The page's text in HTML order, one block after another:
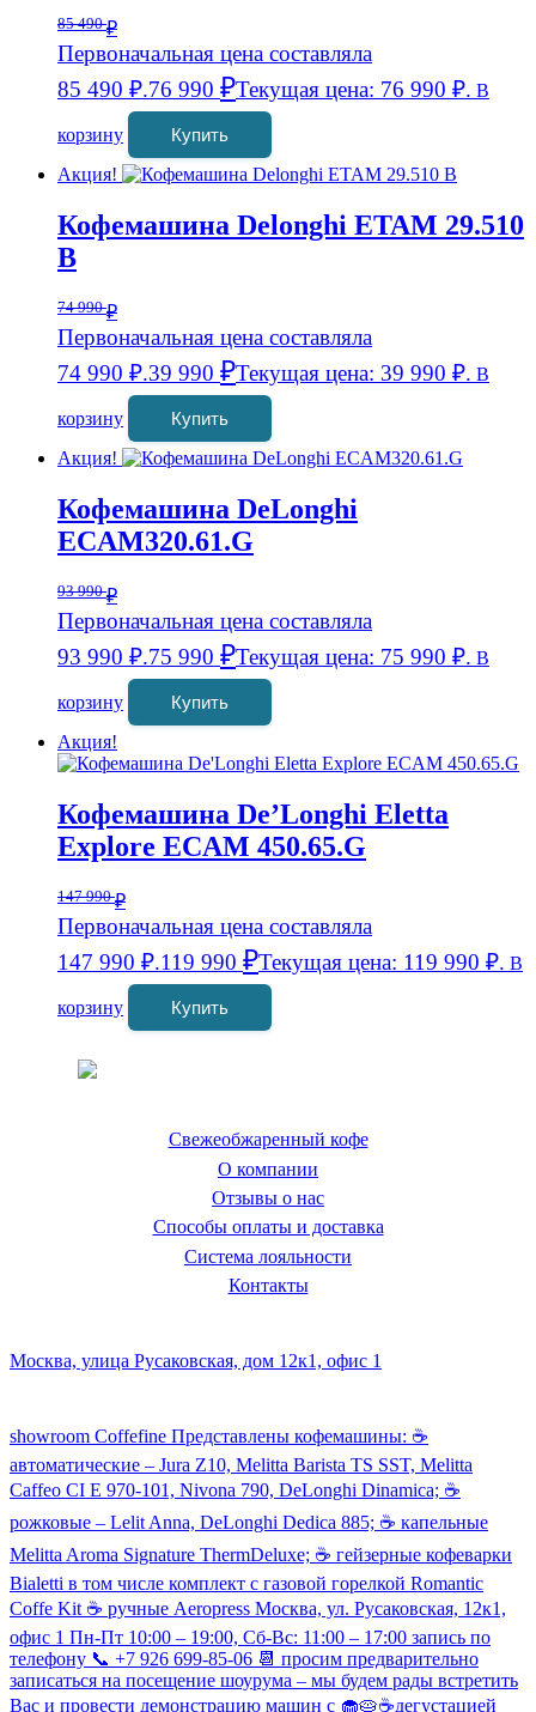
85 490₽
Первоначальная цена составляла
85 490 ₽.76 990 ₽Текущая цена: 76 990 ₽. В
корзину
Купить
Акция!
Кофемашина Delonghi ETAM 29.510
B
74 990₽
Первоначальная цена составляла
74 990 ₽.39 990 ₽Текущая цена: 39 990 ₽. В
корзину
Купить
Акция!
Кофемашина DeLonghi
ECAM320.61.G
93 990₽
Первоначальная цена составляла
93 990 ₽.75 990 ₽Текущая цена: 75 990 ₽. В
корзину
Купить
Акция!
Кофемашина De’Longhi Eletta
Explore ECAM 450.65.G
147 990₽
Первоначальная цена составляла
147 990 ₽.119 990 ₽Текущая цена: 119 990 ₽. В
корзину Купить
Свежеобжаренный кофе
О компании
Отзывы о нас
Способы оплаты и доставка
Система лояльности
Контакты
Москва, улица Русаковская, дом 12к1, офис 1
showroom Coffefine Представлены кофемашины: ☕️
автоматические – Jura Z10, Melitta Barista TS SST, Melitta
Caffeo CI Е 970-101, Nivona 790, DeLonghi Dinamica; ☕️
рожковые – Lelit Anna, DeLonghi Dedica 885; ☕️ капельные
Melitta Aroma Signature ThermDeluxe; ☕️ гейзерные кофеварки
Bialetti в том числе комплект с газовой горелкой Romantic
Coffe Kit ☕️ ручные Aeropress Москва, ул. Русаковская, 12к1,
офис 1 Пн-Пт 10:00 – 19:00, Сб-Вс: 11:00 – 17:00 запись по
телефону 📞 +7 926 699-85-06 📆 просим предварительно
записаться на посещение шоурума – мы будем рады встретить
Вас и провести демонстрацию машин с 🧁🥧☕️дегустацией